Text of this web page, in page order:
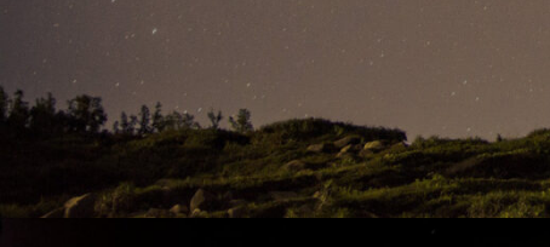
Educación en
Posted by